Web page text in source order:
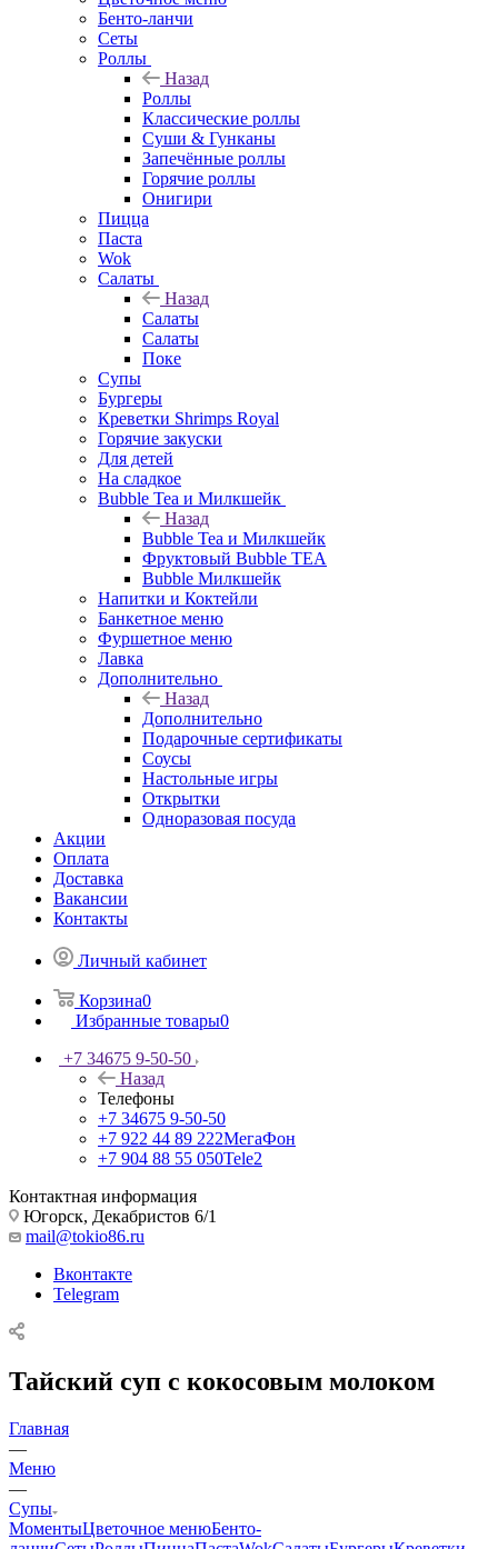
Бенто-ланчи
Сеты
Роллы
Назад
Роллы
Классические роллы
Суши & Гунканы
Запечённые роллы
Горячие роллы
Онигири
Пицца
Паста
Wok
Салаты
Назад
Салаты
Салаты
Поке
Супы
Бургеры
Креветки Shrimps Royal
Горячие закуски
Для детей
На сладкое
Bubble Tea и Милкшейк
Назад
Bubble Tea и Милкшейк
Фруктовый Bubble TEA
Bubble Милкшейк
Напитки и Коктейли
Банкетное меню
Фуршетное меню
Лавка
Дополнительно
Назад
Дополнительно
Подарочные сертификаты
Соусы
Настольные игры
Открытки
Одноразовая посуда
Акции
Оплата
Доставка
Вакансии
Контакты
Личный кабинет
Корзина0
Избранные товары0
+7 34675 9-50-50
Назад
Телефоны
+7 34675 9-50-50
+7 922 44 89 222МегаФон
+7 904 88 55 050Tele2
Контактная информация
Югорск, Декабристов 6/1
mail@tokio86.ru
Вконтакте
Telegram
Тайский суп с кокосовым молоком
Главная
—
Меню
—
Супы
МоментыЦветочное менюБенто-